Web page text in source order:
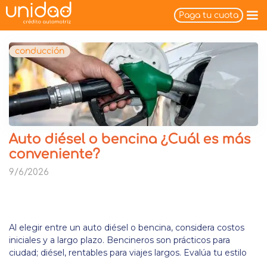
Paga tu cuota
conducción
Auto diésel o bencina ¿Cuál es más
conveniente?
9/6/2026
Al elegir entre un auto diésel o bencina, considera costos
iniciales y a largo plazo. Bencineros son prácticos para
ciudad; diésel, rentables para viajes largos. Evalúa tu estilo